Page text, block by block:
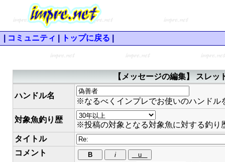
コミュニティ トップに戻る
【メッセージの編集】 スレ
ハンドル名
※なるべくインプレでお使いのハンドル
対象魚釣り歴
※投稿の対象となる対象魚に対する釣り
タイトル
コメント